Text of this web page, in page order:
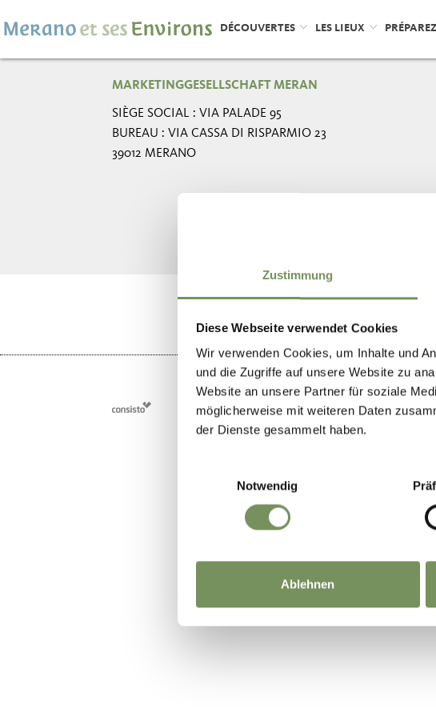
Zustimmung
Diese Webseite verwendet Cookies
Wir verwenden Cookies, um Inhalte und
und die Zugriffe auf unsere Website zu
Website an unsere Partner für soziale
möglicherweise mit weiteren Daten
der Dienste gesammelt haben.
Notwendig
Ablehnen
DÉCOUVERTES LES LIEUX
MARKETINGGESELLSCHAFT MERAN
SIÈGE SOCIAL : VIA PALADE 95
BUREAU : VIA CASSA DI RISPARMIO 23
39012 MERANO